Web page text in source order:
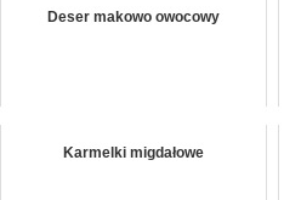
Deser makowo owocowy
Karmelki migdałowe